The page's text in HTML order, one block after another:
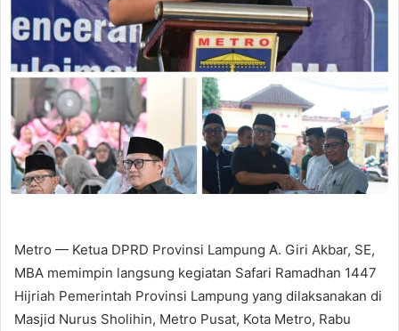
Metro — Ketua DPRD Provinsi Lampung A. Giri Akbar, SE,
MBA memimpin langsung kegiatan Safari Ramadhan 1447
Hijriah Pemerintah Provinsi Lampung yang dilaksanakan di
Masjid Nurus Sholihin, Metro Pusat, Kota Metro, Rabu